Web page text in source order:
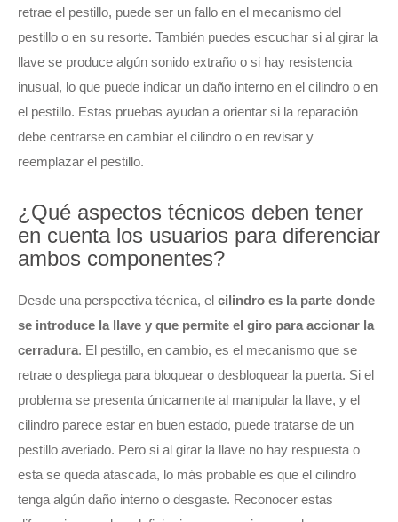
retrae el pestillo, puede ser un fallo en el mecanismo del
pestillo o en su resorte. También puedes escuchar si al girar la
llave se produce algún sonido extraño o si hay resistencia
inusual, lo que puede indicar un daño interno en el cilindro o en
el pestillo. Estas pruebas ayudan a orientar si la reparación
debe centrarse en cambiar el cilindro o en revisar y
reemplazar el pestillo.
¿Qué aspectos técnicos deben tener
en cuenta los usuarios para diferenciar
ambos componentes?
Desde una perspectiva técnica, el cilindro es la parte donde
se introduce la llave y que permite el giro para accionar la
cerradura. El pestillo, en cambio, es el mecanismo que se
retrae o despliega para bloquear o desbloquear la puerta. Si el
problema se presenta únicamente al manipular la llave, y el
cilindro parece estar en buen estado, puede tratarse de un
pestillo averiado. Pero si al girar la llave no hay respuesta o
esta se queda atascada, lo más probable es que el cilindro
tenga algún daño interno o desgaste. Reconocer estas